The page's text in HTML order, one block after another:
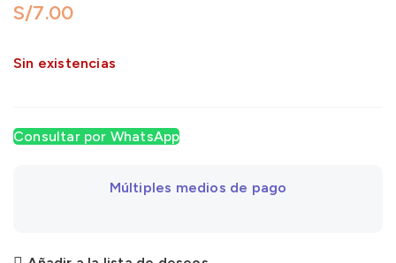
S/
Sin existencias
Consultar por WhatsApp
Múltiples medios de pago